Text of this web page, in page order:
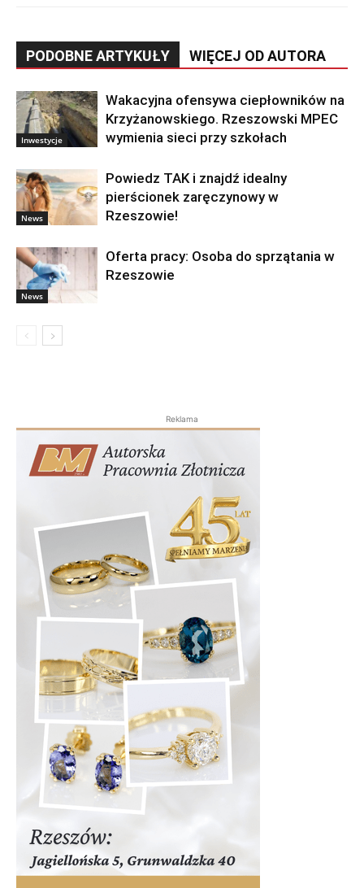
PODOBNE ARTYKUŁY WIĘCEJ OD AUTORA
Inwestycje
Wakacyjna ofensywa ciepłowników na
Krzyżanowskiego. Rzeszowski MPEC
wymienia sieci przy szkołach
News
Powiedz TAK i znajdź idealny
pierścionek zaręczynowy w
Rzeszowie!
News
Oferta pracy: Osoba do sprzątania w
Rzeszowie
Reklama